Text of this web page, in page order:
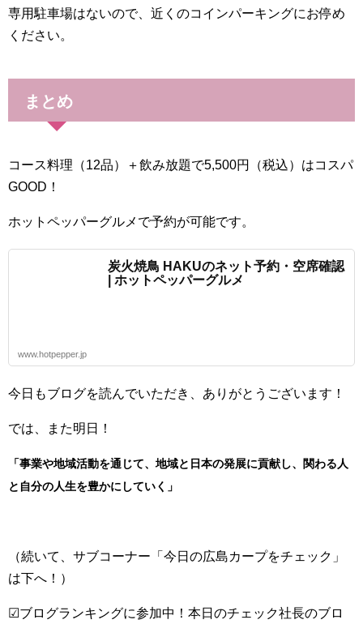
専用駐車場はないので、近くのコインパーキングにお停め
ください。
まとめ
コース料理（12品）＋飲み放題で5,500円（税込）はコスパ
GOOD！
ホットペッパーグルメで予約が可能です。
炭火焼鳥 HAKUのネット予約・空席確認
| ホットペッパーグルメ
www.hotpepper.jp
今日もブログを読んでいただき、ありがとうございます！
では、また明日！
「事業や地域活動を通じて、地域と日本の発展に貢献し、関わる人
と自分の人生を豊かにしていく」
（続いて、サブコーナー「今日の広島カープをチェック」
は下へ！）
☑ブログランキングに参加中！本日のチェック社長のブロ